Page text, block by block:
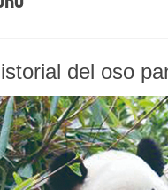
del oso